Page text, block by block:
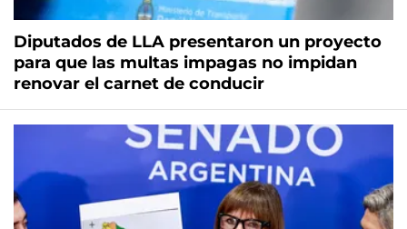
Diputados de LLA presentaron un proyecto
para que las multas impagas no impidan
renovar el carnet de conducir